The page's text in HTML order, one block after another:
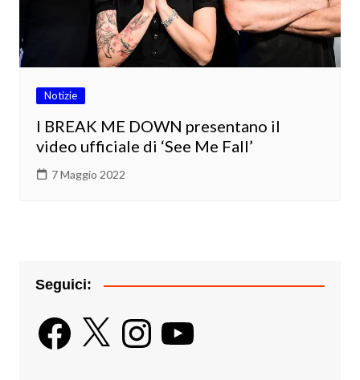
Notizie
I BREAK ME DOWN presentano il
video ufficiale di ‘See Me Fall’
7 Maggio 2022
Seguici:
Facebook
X InstagramYouTube